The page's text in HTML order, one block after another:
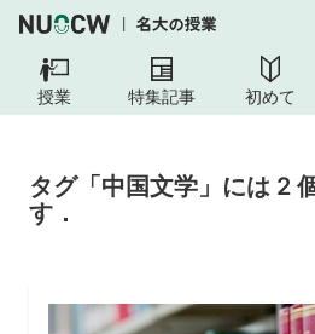
授業 特集記事 初めて
タグ「中国文学」には 2
す．